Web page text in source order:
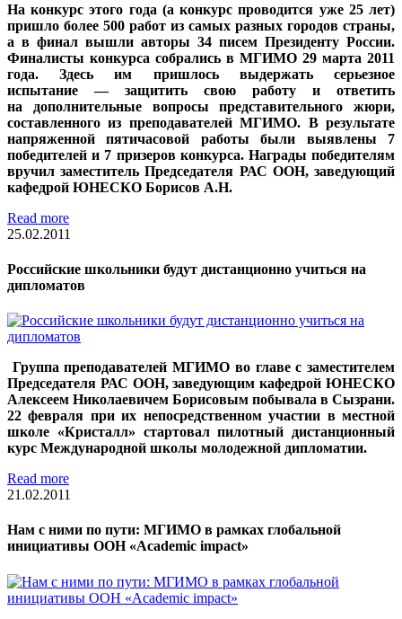
На конкурс этого года (а конкурс проводится уже 25 лет)
пришло более 500 работ из самых разных городов страны,
а в финал вышли авторы 34 писем Президенту России.
Финалисты конкурса собрались в МГИМО 29 марта 2011
года. Здесь им пришлось выдержать серьезное
испытание — защитить свою работу и ответить
на дополнительные вопросы представительного жюри,
составленного из преподавателей МГИМО. В результате
напряженной пятичасовой работы были выявлены 7
победителей и 7 призеров конкурса. Награды победителям
вручил заместитель Председателя РАС ООН, заведующий
кафедрой ЮНЕСКО Борисов А.Н.
Read more
25.02.2011
Российские школьники будут дистанционно учиться на
дипломатов
Группа преподавателей МГИМО во главе с заместителем
Председателя РАС ООН, заведующим кафедрой ЮНЕСКО
Алексеем Николаевичем Борисовым побывала в Сызрани.
22 февраля при их непосредственном участии в местной
школе «Кристалл» стартовал пилотный дистанционный
курс Международной школы молодежной дипломатии.
Read more
21.02.2011
Нам с ними по пути: МГИМО в рамках глобальной
инициативы ООН «Academic impact»